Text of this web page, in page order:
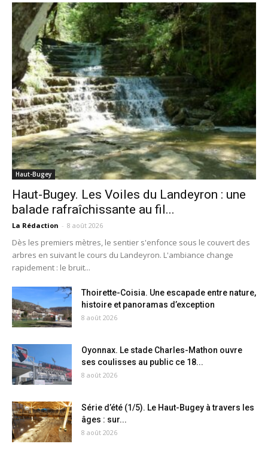
Haut-Bugey
Haut-Bugey. Les Voiles du Landeyron : une
balade rafraîchissante au fil...
La Rédaction - 8 août 2026
Dès les premiers mètres, le sentier s'enfonce sous le couvert des
arbres en suivant le cours du Landeyron. L'ambiance change
rapidement : le bruit...
Thoirette-Coisia. Une escapade entre nature,
histoire et panoramas d’exception
8 août 2026
Oyonnax. Le stade Charles-Mathon ouvre
ses coulisses au public ce 18...
8 août 2026
Série d’été (1/5). Le Haut-Bugey à travers les
âges : sur...
8 août 2026